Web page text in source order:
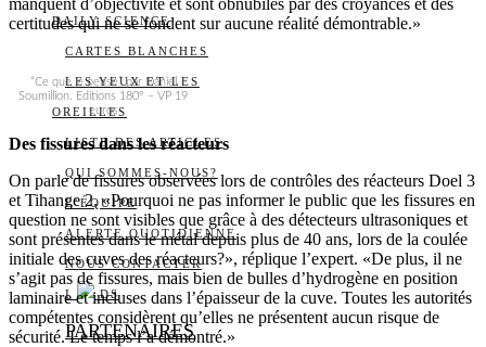
DAILY SCIENCE
CARTES BLANCHES
LES YEUX ET LES
OREILLES
LISTE DES ARTICLES
QUI SOMMES-NOUS?
L’ÉQUIPE
ALERTE QUOTIDIENNE
NOUS CONTACTER
I DS
PARTENAIRES
manquent d’objectivité et sont obnubilés par des croyances et des
certitudes qui ne se fondent sur aucune réalité démontrable.»
“Ce que je pense” par Daniel
Soumillion. Editions 180° – VP 19
euros
Des fissures dans les réacteurs
On parle de fissures observées lors de contrôles des réacteurs Doel 3
et Tihange 2. «Pourquoi ne pas informer le public que les fissures en
question ne sont visibles que grâce à des détecteurs ultrasoniques et
sont présentes dans le métal depuis plus de 40 ans, lors de la coulée
initiale des cuves des réacteurs?», réplique l’expert. «De plus, il ne
s’agit pas de fissures, mais bien de bulles d’hydrogène en position
laminaire et incluses dans l’épaisseur de la cuve. Toutes les autorités
compétentes considèrent qu’elles ne présentent aucun risque de
sécurité. Le temps l’a démontré.»